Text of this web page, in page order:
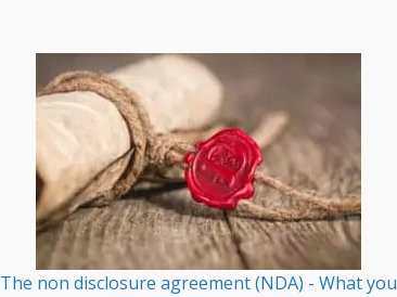
The non disclosure agreement (NDA) - What you